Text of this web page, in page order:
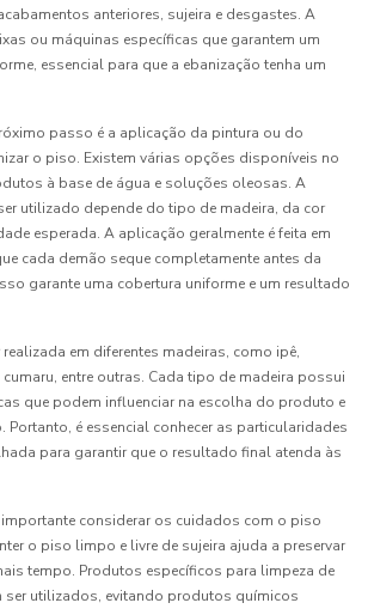
anteriores, sujeira e desgastes. A
ou máquinas específicas que garantem um
essencial para que a ebanização tenha um
passo é a aplicação da pintura ou do
o piso. Existem várias opções disponíveis no
à base de água e soluções oleosas. A
utilizado depende do tipo de madeira, da cor
esperada. A aplicação geralmente é feita em
cada demão seque completamente antes da
garante uma cobertura uniforme e um resultado
em diferentes madeiras, como ipê,
entre outras. Cada tipo de madeira possui
que podem influenciar na escolha do produto e
Portanto, é essencial conhecer as particularidades
para garantir que o resultado final atenda às
considerar os cuidados com o piso
o piso limpo e livre de sujeira ajuda a preservar
tempo. Produtos específicos para limpeza de
ser utilizados, evitando produtos químicos